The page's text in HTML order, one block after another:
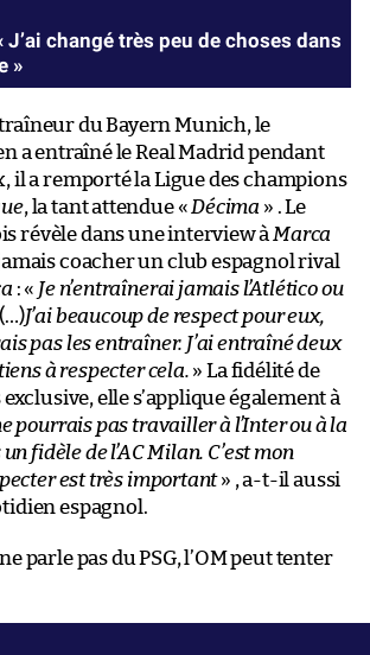
changé très peu de choses dans
»
du Bayern Munich, le
a entraîné le Real Madrid pendant
il a remporté la Ligue des champions
, la tant attendue « Décima » . Le
révèle dans une interview à Marca
coacher un club espagnol rival
: « Je n’entraînerai jamais l’Atlético ou
(…)J’ai beaucoup de respect pour eux,
pas les entraîner. J’ai entraîné deux
à respecter cela. » La fidélité de
exclusive, elle s’applique également à
pourrais pas travailler à l’Inter ou à la
fidèle de l’AC Milan. C’est mon
est très important» , a-t-il aussi
espagnol.
parle pas du PSG, l’OM peut tenter